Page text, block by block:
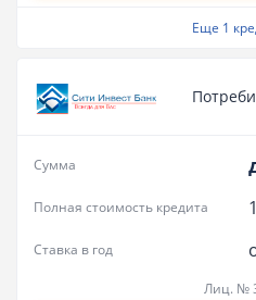
Еще 1
Сумма
Полная стоимость кредита
Ставка в год
Лиц. №